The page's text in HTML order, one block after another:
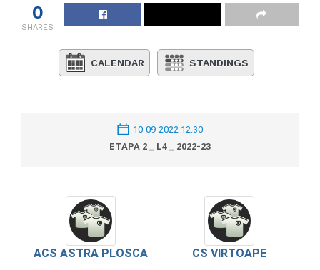
0
SHARES
CALENDAR STANDINGS
10-09-2022 12:30
ETAPA 2 _ L4 _ 2022-23
ACS ASTRA PLOSCA CS VIRTOAPE